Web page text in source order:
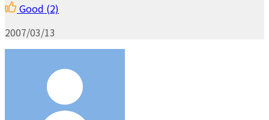
Good (2)
2007/03/13